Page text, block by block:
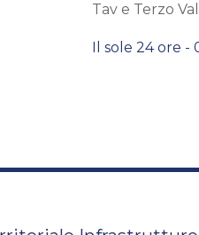
Tav e Terzo
Il sole 24 ore -